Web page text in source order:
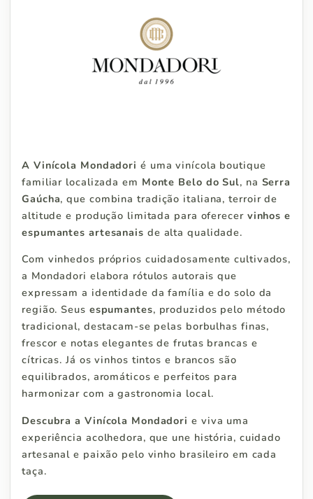
A Vinícola Mondadori é uma vinícola boutique
familiar localizada em Monte Belo do Sul, na Serra
Gaúcha, que combina tradição italiana, terroir de
altitude e produção limitada para oferecer vinhos e
espumantes artesanais de alta qualidade.
Com vinhedos próprios cuidadosamente cultivados,
a Mondadori elabora rótulos autorais que
expressam a identidade da família e do solo da
região. Seus espumantes, produzidos pelo método
tradicional, destacam-se pelas borbulhas finas,
frescor e notas elegantes de frutas brancas e
cítricas. Já os vinhos tintos e brancos são
equilibrados, aromáticos e perfeitos para
harmonizar com a gastronomia local.
Descubra a Vinícola Mondadori e viva uma
experiência acolhedora, que une história, cuidado
artesanal e paixão pelo vinho brasileiro em cada
taça.